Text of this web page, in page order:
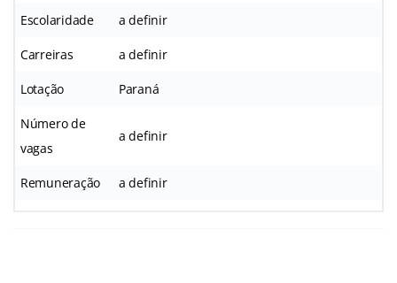
Escolaridade a definir
Carreiras a definir
Lotação Paraná
Número de
vagas
a definir
Remuneração a definir